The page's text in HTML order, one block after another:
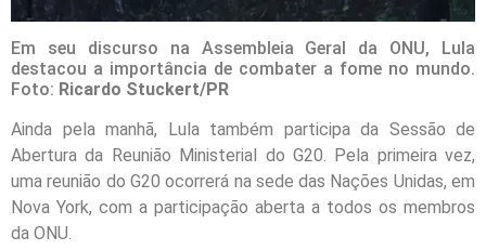
Em seu discurso na Assembleia Geral da ONU, Lula
destacou a importância de combater a fome no mundo.
Foto: Ricardo Stuckert/PR
Ainda pela manhã, Lula também participa da Sessão de
Abertura da Reunião Ministerial do G20. Pela primeira vez,
uma reunião do G20 ocorrerá na sede das Nações Unidas, em
Nova York, com a participação aberta a todos os membros
da ONU.